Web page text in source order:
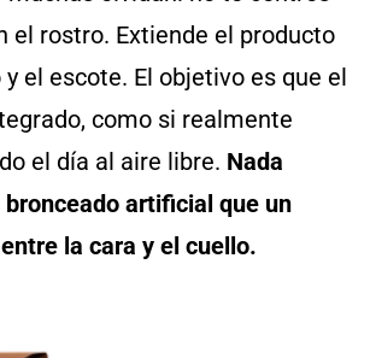
el rostro. Extiende el producto
el escote. El objetivo es que el
como si realmente
el día al aire libre. Nada
artificial que un
la cara y el cuello.